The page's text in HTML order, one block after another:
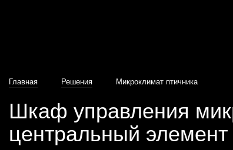
Главная Решения Микроклимат птичника
Шкаф управления
центральный